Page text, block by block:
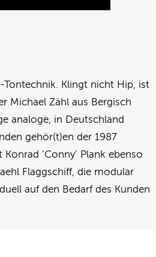
Tontechnik. Klingt nicht Hip, ist
Michael Zähl aus Bergisch
analoge, in Deutschland
gehör(t)en der 1987
‘Conny’ Plank ebenso
Flaggschiff, die modular
auf den Bedarf des Kunden